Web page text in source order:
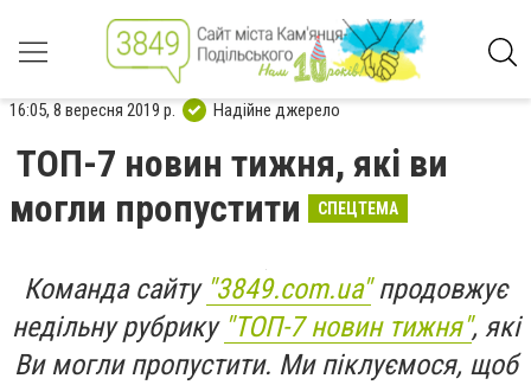
16:05, 8 вересня 2019 р. Надійне джерело
ТОП-7 новин тижня, які ви
могли пропустити
СПЕЦТЕМА
Команда сайту "3849.com.ua"продовжує
недільну рубрику "ТОП-7 новин тижня", які
Ви могли пропустити. Ми піклуємося, щоб